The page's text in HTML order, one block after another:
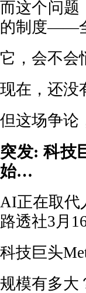
而这个问题
的制度——
它，会不会
现在，还没
但这场争论
突发: 科技
始…
AI正在取代
路透社3月
科技巨头
规模有多大